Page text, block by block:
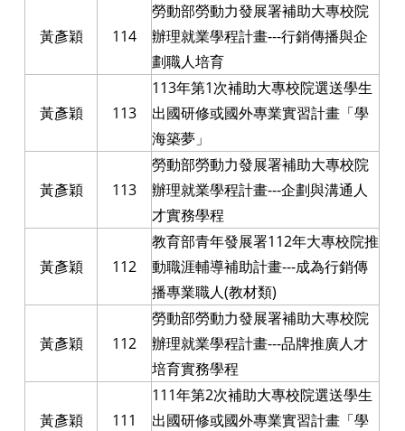
黃彥穎 114
勞動部勞動力發展署補助大專校院
辦理就業學程計畫---行銷傳播與企
劃職人培育
黃彥穎 113
113年第1次補助大專校院選送學生
出國研修或國外專業實習計畫「學
海築夢」
黃彥穎 113
勞動部勞動力發展署補助大專校院
辦理就業學程計畫---企劃與溝通人
才實務學程
黃彥穎 112
教育部青年發展署112年大專校院推
動職涯輔導補助計畫---成為行銷傳
播專業職人(教材類)
黃彥穎 112
勞動部勞動力發展署補助大專校院
辦理就業學程計畫---品牌推廣人才
培育實務學程
黃彥穎 111
111年第2次補助大專校院選送學生
出國研修或國外專業實習計畫「學